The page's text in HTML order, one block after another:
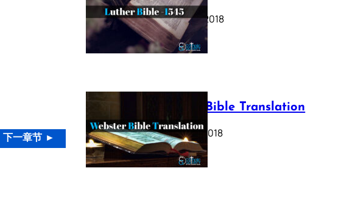
下一章节 ►
October 17, 2018
Webster Bible Translation
October 11, 2018